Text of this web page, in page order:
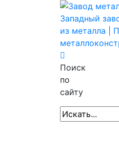
Поиск
по
сайту